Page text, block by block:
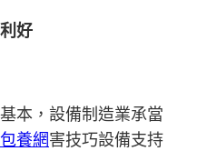
好
本，設備制造業承當
包養網害技巧設備支持